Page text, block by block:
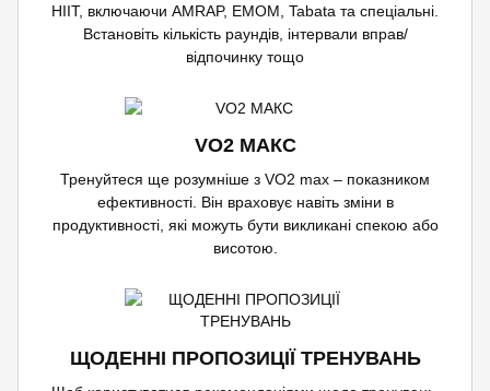
HIIT, включаючи AMRAP, EMOM, Tabata та спеціальні.
Встановіть кількість раундів, інтервали вправ/
відпочинку тощо
VO2 МАКС
Тренуйтеся ще розумніше з VO2 max – показником
ефективності. Він враховує навіть зміни в
продуктивності, які можуть бути викликані спекою або
висотою.
ЩОДЕННІ ПРОПОЗИЦІЇ ТРЕНУВАНЬ